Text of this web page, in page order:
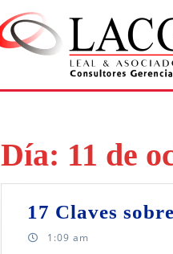
Día: 11 de
17 Claves
1:09 am